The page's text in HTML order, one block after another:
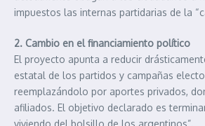
impuestos las internas partidarias de la
2. Cambio en el financiamiento político
El proyecto apunta a reducir
estatal de los partidos y campañas
reemplazándolo por aportes privados,
afiliados. El objetivo declarado es
viviendo del bolsillo de los argentinos”.